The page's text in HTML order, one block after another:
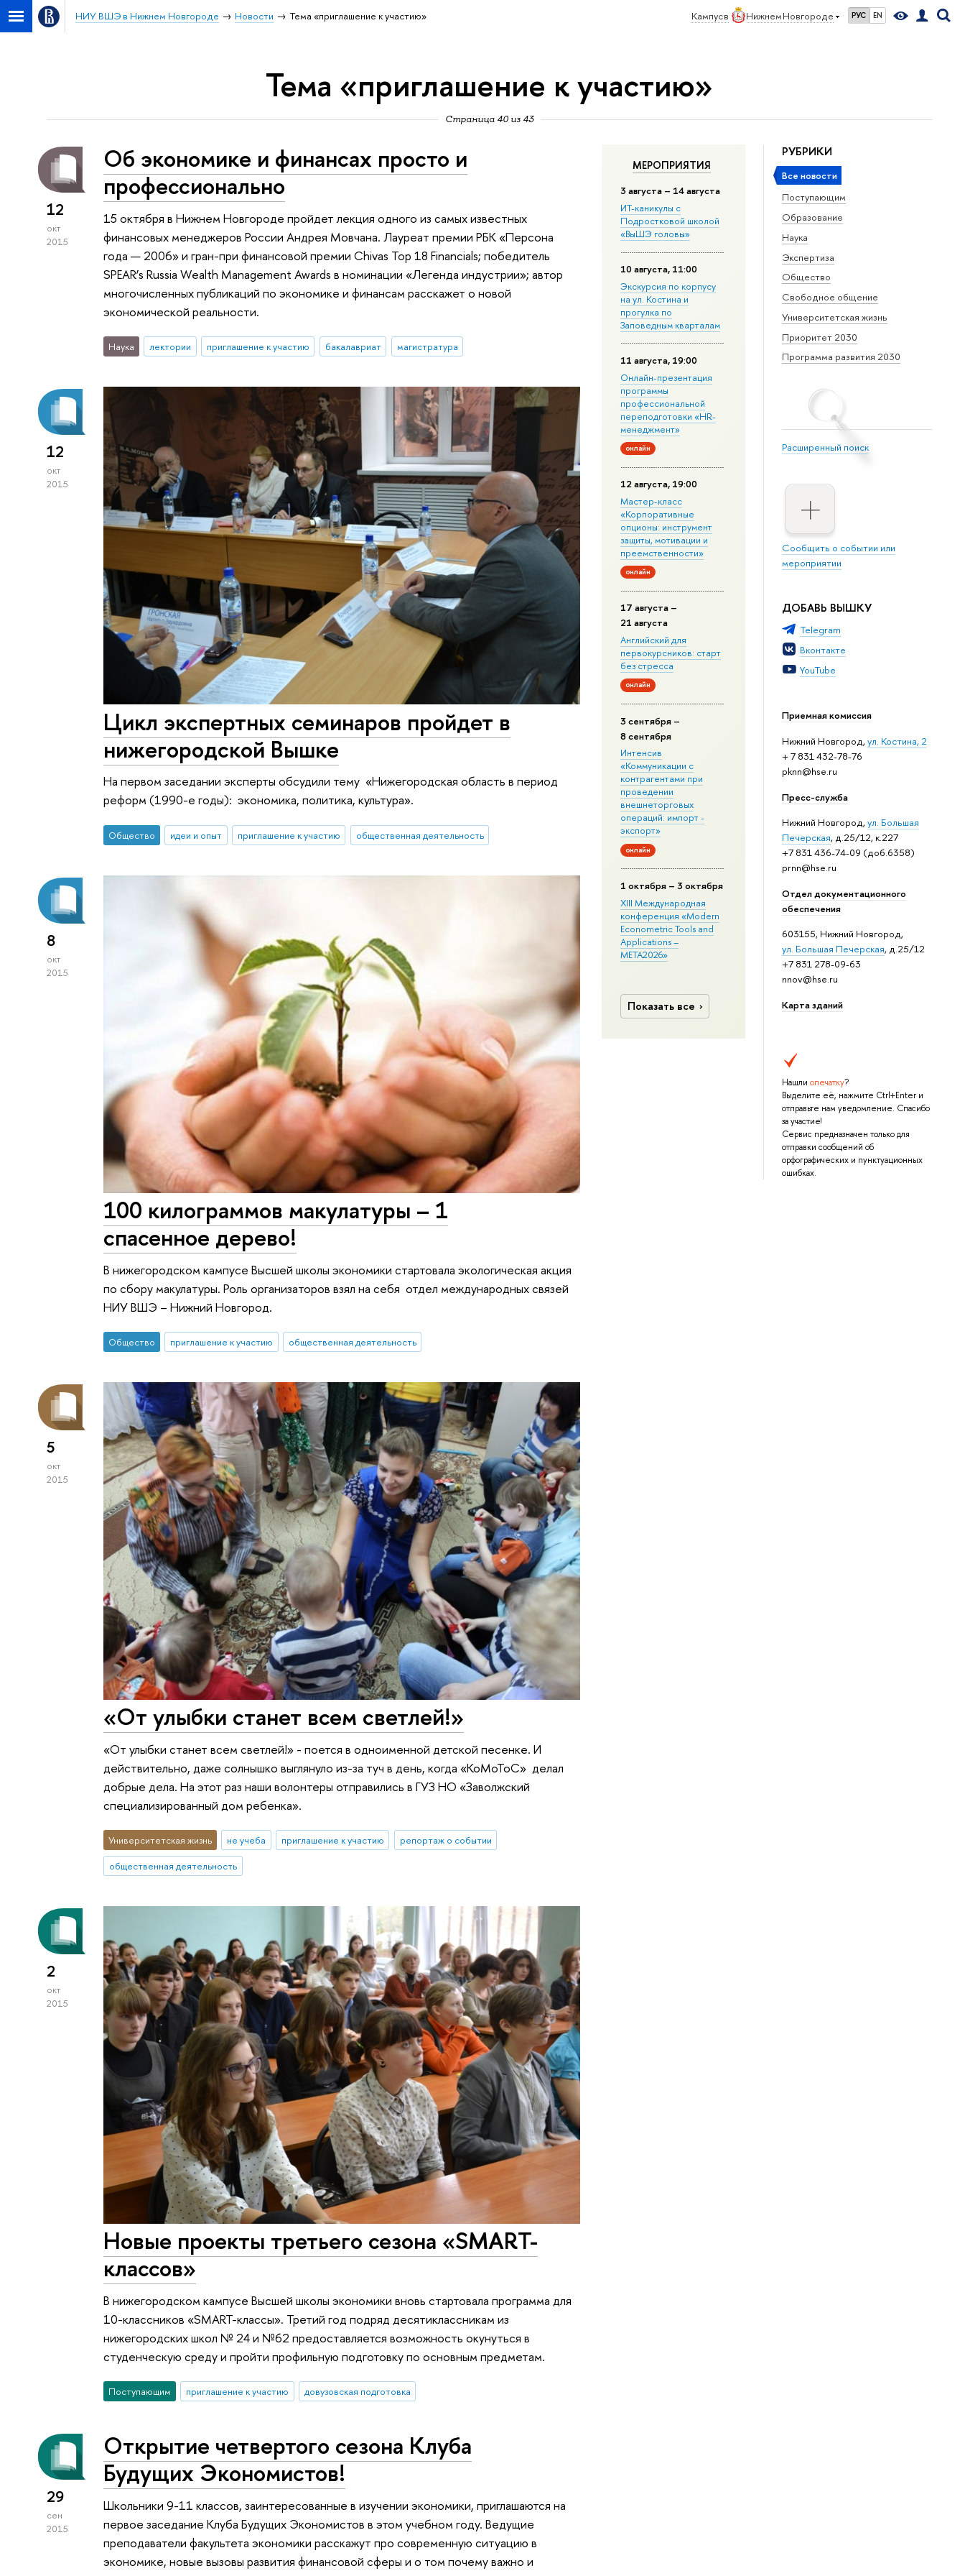
Кампус в Нижнем Новгороде РУС EN
НИУ ВШЭ в Нижнем Новгороде Новости Тема «приглашение к участию»
Тема «приглашение к участию»
Страница 40 из 43
РУБРИКИ
Все новости
Поступающим
Образование
Наука
Экспертиза
Общество
Свободное общение
Университетская жизнь
Приоритет 2030
Программа развития 2030
Расширенный поиск
Сообщить о событии или
мероприятии
ДОБАВЬ ВЫШКУ
Telegram
Вконтакте
YouTube
Приемная комиссия
Нижний Новгород,ул. Костина, 2
+ 7 831 432-78-76
pknn@hse.ru
Пресс-служба
Нижний Новгород,ул. Большая
Печерская, д.25/12, к.227
+7 831 436-74-09 (доб.6358)
prnn@hse.ru
Отдел документационного
обеспечения
603155, Нижний Новгород,
ул. Большая Печерская, д.25/12
+7 831 278-09-63
nnov@hse.ru
Карта зданий
Нашли опечатку?
Выделите её, нажмите Ctrl+Enter и
отправьте нам уведомление. Спасибо
за участие!
Сервис предназначен только для
отправки сообщений об
орфографических и пунктуационных
ошибках.
МЕРОПРИЯТИЯ
3 августа – 14 августа
ИТ-каникулы с
Подростковой школой
«ВыШЭ головы»
10 августа, 11:00
Экскурсия по корпусу
на ул. Костина и
прогулка по
Заповедным кварталам
11 августа, 19:00
Онлайн-презентация
программы
профессиональной
переподготовки «HR-
менеджмент»
онлайн
12 августа, 19:00
Мастер-класс
«Корпоративные
опционы: инструмент
защиты, мотивации и
преемственности»
онлайн
17 августа –
21 августа
Английский для
первокурсников: старт
без стресса
онлайн
3 сентября –
8 сентября
Интенсив
«Коммуникации с
контрагентами при
проведении
внешнеторговых
операций: импорт -
экспорт»
онлайн
1 октября – 3 октября
XIII Международная
конференция «Modern
Econometric Tools and
Applications –
META2026»
Показать все
12
окт
2015
Об экономике и финансах просто и
профессионально
15 октября в Нижнем Новгороде пройдет лекция одного из самых известных
финансовых менеджеров России Андрея Мовчана. Лауреат премии РБК «Персона
года — 2006» и гран-при финансовой премии Chivas Top 18 Financials; победитель
SPEAR’s Russia Wealth Management Awards в номинации «Легенда индустрии»; автор
многочисленных публикаций по экономике и финансам расскажет о новой
экономической реальности.
Наука лектории приглашение к участию бакалавриат магистратура
12
окт
2015
Цикл экспертных семинаров пройдет в
нижегородской Вышке
На первом заседании эксперты обсудили тему «Нижегородская область в период
реформ (1990-е годы): экономика, политика, культура».
Общество идеи и опыт приглашение к участию общественная деятельность
8
окт
2015
100 килограммов макулатуры – 1
спасенное дерево!
В нижегородском кампусе Высшей школы экономики стартовала экологическая акция
по сбору макулатуры. Роль организаторов взял на себя отдел международных связей
НИУ ВШЭ – Нижний Новгород.
Общество приглашение к участию общественная деятельность
5
окт
2015
«От улыбки станет всем светлей!»
«От улыбки станет всем светлей!» - поется в одноименной детской песенке. И
действительно, даже солнышко выглянуло из-за туч в день, когда «КоМоТоС» делал
добрые дела. На этот раз наши волонтеры отправились в ГУЗ НО «Заволжский
специализированный дом ребенка».
Университетская жизнь не учеба приглашение к участию
репортаж о событии
общественная деятельность
2
окт
2015
Новые проекты третьего сезона «SMART-
классов»
В нижегородском кампусе Высшей школы экономики вновь стартовала программа для
10-классников «SMART-классы». Третий год подряд десятиклассникам из
нижегородских школ № 24 и №62 предоставляется возможность окунуться в
студенческую среду и пройти профильную подготовку по основным предметам.
Поступающим приглашение к участию довузовская подготовка
29
сен
2015
Открытие четвертого сезона Клуба
Будущих Экономистов!
Школьники 9-11 классов, заинтересованные в изучении экономики, приглашаются на
первое заседание Клуба Будущих Экономистов в этом учебном году. Ведущие
преподаватели факультета экономики расскажут про современную ситуацию в
экономике, новые вызовы развития финансовой сферы и о том почему важно и